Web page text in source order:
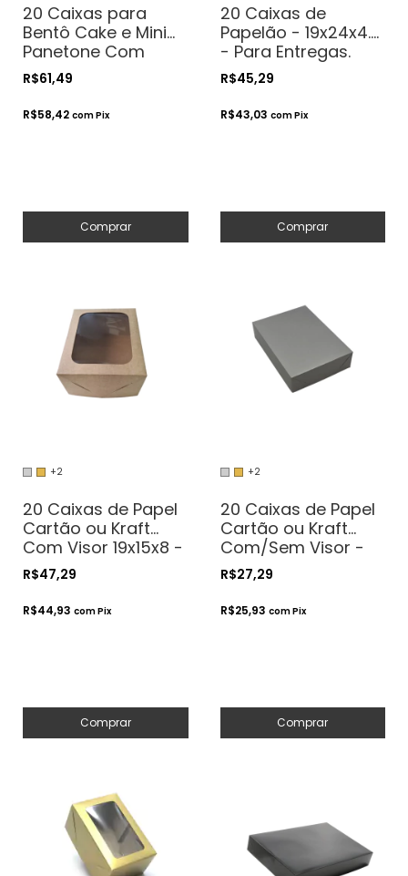
20 Caixas para
Bentô Cake e Mini
Panetone Com
Visor - 12x12x12 -
Pratos de até 11cm
R$61,49
R$58,42 comPix
Comprar
20 Caixas de
Papelão - 19x24x4.5
- Para Entregas.
Transporte.
Correios
R$45,29
R$43,03 comPix
Comprar
+2
20 Caixas de Papel
Cartão ou Kraft
Com Visor 19x15x8 -
Para Presentes.
Cosméticos ou
Artesanatos
R$47,29
R$44,93 comPix
Comprar
+2
20 Caixas de Papel
Cartão ou Kraft
Com/Sem Visor -
19x15x4 - Para
Presentes.
Cosméticos ou
Artesanatos
R$27,29
R$25,93 comPix
Comprar